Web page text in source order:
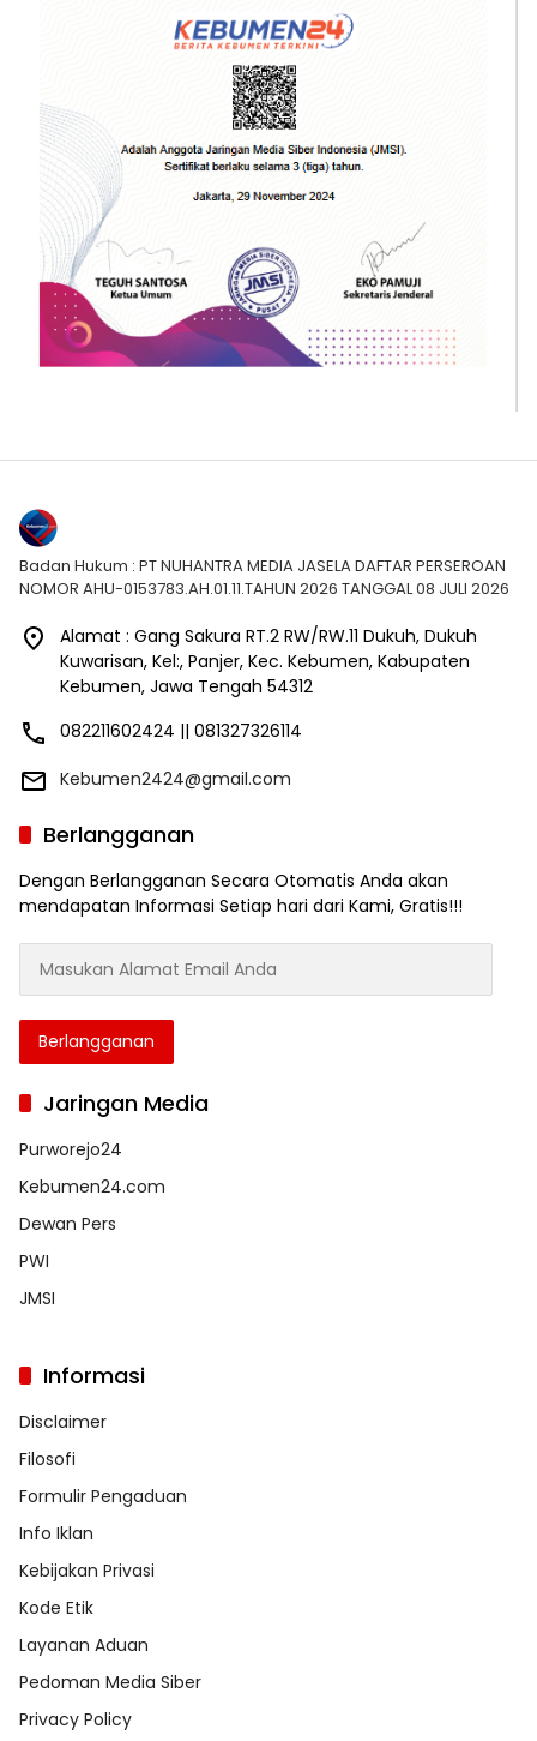
Badan Hukum : PT NUHANTRA MEDIA JASELA DAFTAR PERSEROAN
NOMOR AHU-0153783.AH.01.11.TAHUN 2026 TANGGAL 08 JULI 2026
Alamat : Gang Sakura RT.2 RW/RW.11 Dukuh, Dukuh
Kuwarisan, Kel:, Panjer, Kec. Kebumen, Kabupaten
Kebumen, Jawa Tengah 54312
082211602424 || 081327326114
Kebumen2424@gmail.com
Berlangganan
Dengan Berlangganan Secara Otomatis Anda akan
mendapatan Informasi Setiap hari dari Kami, Gratis!!!
Alamat
AndaBerlangganan
Jaringan Media
Purworejo24
Kebumen24.com
Dewan Pers
PWI
JMSI
Informasi
Disclaimer
Filosofi
Formulir Pengaduan
Info Iklan
Kebijakan Privasi
Kode Etik
Layanan Aduan
Pedoman Media Siber
Privacy Policy